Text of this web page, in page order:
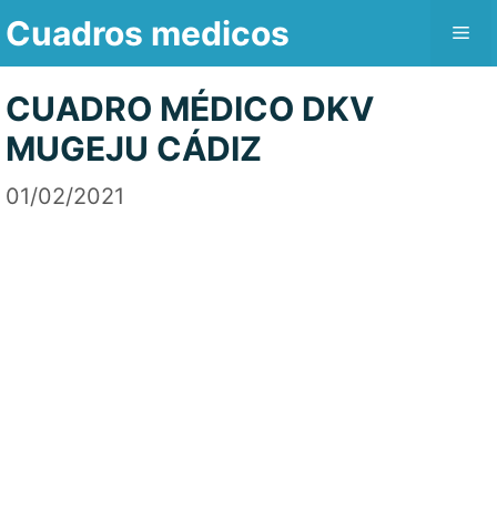
Saltar
contenido
Cuadros medicos
CUADRO MÉDICO DKV
MUGEJU CÁDIZ
01/02/2021